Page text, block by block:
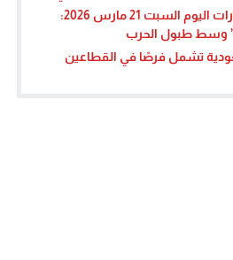
أسعار الذهب في الإمارات اليوم السبت 21 مارس 2026:
وسط طبول الحرب
تشمل فرصًا في القطاعين